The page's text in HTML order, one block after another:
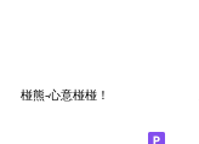
椪熊-心意椪椪！